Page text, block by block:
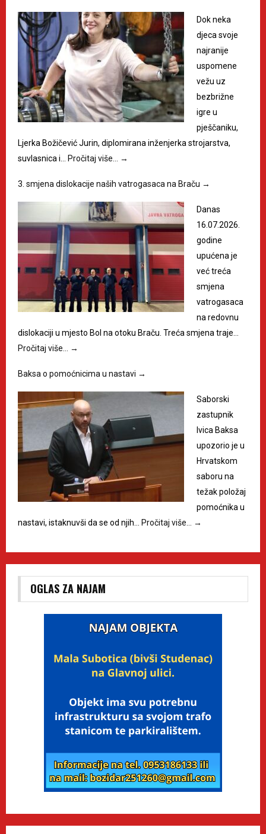
Dok neka
djeca svoje
najranije
uspomene
vežu uz
bezbrižne
igre u
pješčaniku,
Ljerka Božičević Jurin, diplomirana inženjerka strojarstva,
suvlasnica i… Pročitaj više… →
3. smjena dislokacije naših vatrogasaca na Braču →
Danas
16.07.2026.
godine
upućena je
već treća
smjena
vatrogasaca
na redovnu
dislokaciji u mjesto Bol na otoku Braču. Treća smjena traje…
Pročitaj više… →
Baksa o pomoćnicima u nastavi →
Saborski
zastupnik
Ivica Baksa
upozorio je u
Hrvatskom
saboru na
težak položaj
pomoćnika u
nastavi, istaknuvši da se od njih… Pročitaj više… →
OGLAS ZA NAJAM